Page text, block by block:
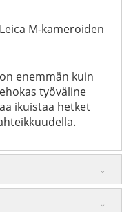
M-kameroiden
enemmän kuin
työväline
ikuistaa hetket